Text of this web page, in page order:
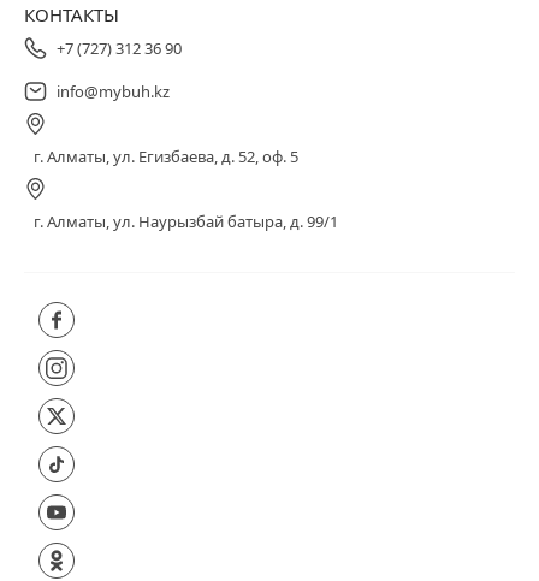
КОНТАКТЫ
+7 (727) 312 36 90
info@mybuh.kz
г. Алматы, ул. Егизбаева, д. 52, оф. 5
г. Алматы, ул. Наурызбай батыра, д. 99/1